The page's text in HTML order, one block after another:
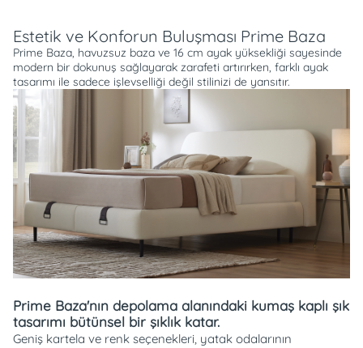
Estetik ve Konforun Buluşması Prime Baza
Prime Baza, havuzsuz baza ve 16 cm ayak yüksekliği sayesinde
modern bir dokunuş sağlayarak zarafeti artırırken, farklı ayak
tasarımı ile sadece işlevselliği değil stilinizi de yansıtır.
Prime Baza'nın depolama alanındaki kumaş kaplı şık
tasarımı bütünsel bir şıklık katar.
Geniş kartela ve renk seçenekleri, yatak odalarının